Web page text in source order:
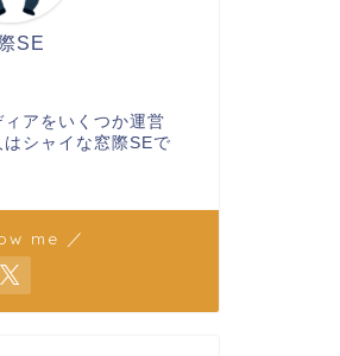
SE
アをいくつか運営
シャイな窓際SEで
me ／